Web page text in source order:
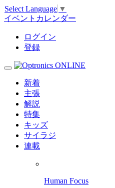
Select Language ▼
イベントカレンダー
ログイン
登録
新着
主張
解説
特集
キッズ
サイラジ
連載
Human Focus